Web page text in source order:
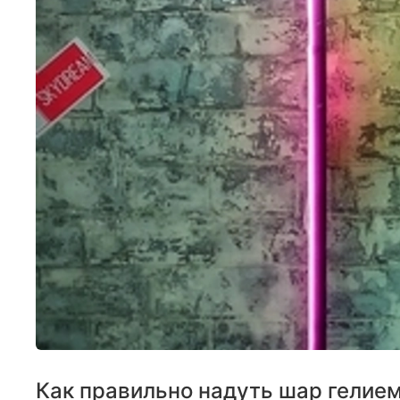
Как правильно надуть шар